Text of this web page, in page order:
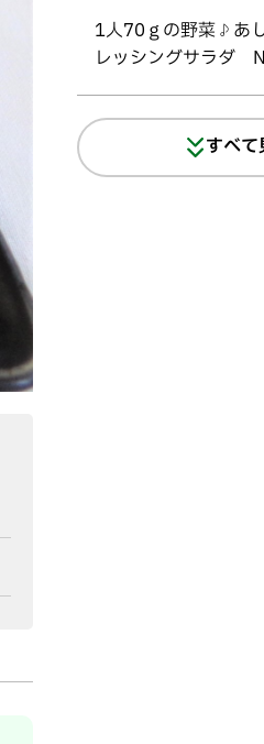
1人70ｇの野菜♪あ
レッシングサラダ
すべて